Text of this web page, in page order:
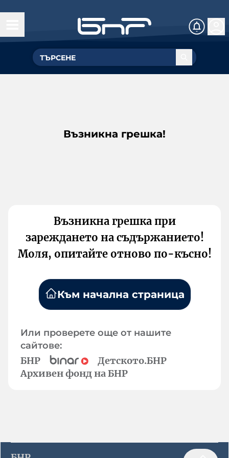
Възникна грешка!
Възникна грешка при
зареждането на съдържанието!
Моля, опитайте отново по-късно!
Към начална страница
Или проверете още от нашите
сайтове:
БНР
Детското.БНР
Архивен фонд на БНР